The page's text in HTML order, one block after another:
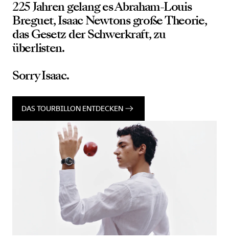
225 Jahren gelang es Abraham-Louis
Breguet, Isaac Newtons große Theorie,
das Gesetz der Schwerkraft, zu
überlisten.
Sorry Isaac.
DAS TOURBILLON ENTDECKEN